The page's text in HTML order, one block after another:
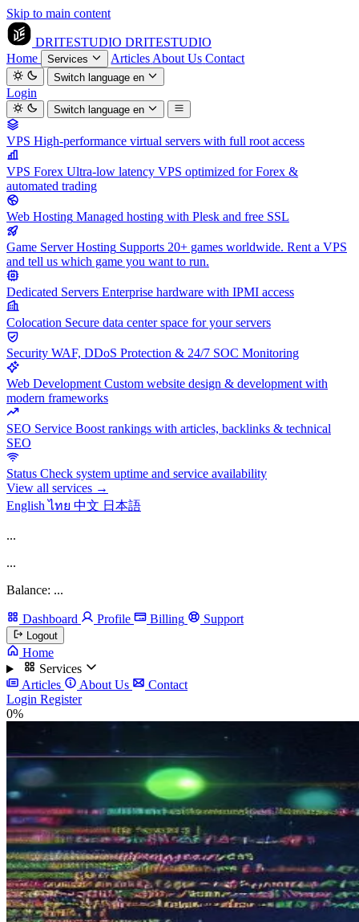
Skip to main content
DRITESTUDIO DRITESTUDIO
Home
Services Articles About Us Contact
Switch languageen
Login
Switch languageen
VPS High-performance virtual servers with full root access
VPS Forex Ultra-low latency VPS optimized for Forex &
automated trading
Web Hosting Managed hosting with Plesk and free SSL
Game Server Hosting Supports 20+ games worldwide. Rent a VPS
and tell us which game you want to run.
Dedicated Servers Enterprise hardware with IPMI access
Colocation Secure data center space for your servers
Security WAF, DDoS Protection & 24/7 SOC Monitoring
Web Development Custom website design & development with
modern frameworks
SEO Service Boost rankings with articles, backlinks & technical
SEO
Status Check system uptime and service availability
View all services →
Englishไทย 中文 日本語
...
...
Balance: ...
Dashboard Profile Billing Support
Logout
Home
Services
Articles
About Us
Contact
Login Register
0%